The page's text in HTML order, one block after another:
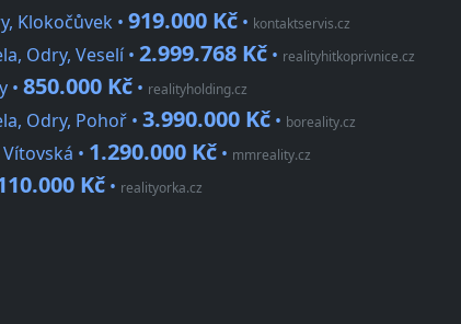
Klokočůvek • 919.000 Kč • kontaktservis.cz
Odry, Veselí • 2.999.768 Kč • realityhitkoprivnice.cz
• 850.000 Kč • realityholding.cz
Odry, Pohoř • 3.990.000 Kč • boreality.cz
• 1.290.000 Kč • mmreality.cz
Kč • realityorka.cz